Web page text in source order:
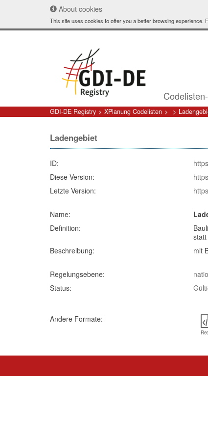
About cookies
This site uses cookies to offer you a better browsing experience.
GDI-DE Registry XPlanung Codelisten
Ladengebiet
ID:
Diese Version:
Letzte Version:
Name:
Definition:
Beschreibung:
mit
Regelungsebene:
Status:
Andere Formate: